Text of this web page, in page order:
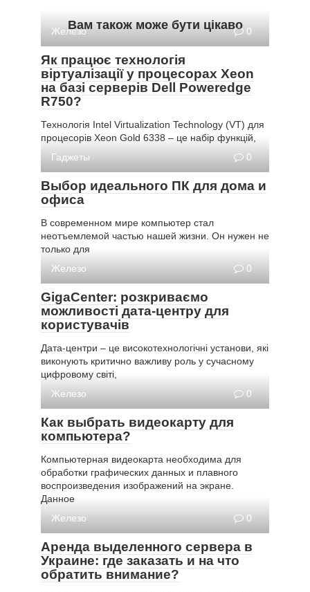
Вам також може бути цікаво
Железо 0
Як працює технологія
віртуалізації у процесорах Xeon
на базі серверів Dell Poweredge
R750?
Технологія Intel Virtualization Technology (VT) для
процесорів Xeon Gold 6338 – це набір функцій,
Гаджеты
0
Выбор идеального ПК для дома и
офиса
В современном мире компьютер стал
неотъемлемой частью нашей жизни. Он нужен не
только для
Железо
0
GigaCenter: розкриваємо
можливості дата-центру для
користувачів
Дата-центри – це високотехнологічні установи, які
виконують критично важливу роль у сучасному
цифровому світі,
Железо
0
Как выбрать видеокарту для
компьютера?
Компьютерная видеокарта необходима для
обработки графических данных и плавного
воспроизведения изображений на экране.
Данное
Железо
0
Аренда выделенного сервера в
Украине: где заказать и на что
обратить внимание?